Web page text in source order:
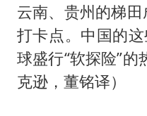
云南、贵州的梯
打卡点。中国的
球盛行“软探险”的
克逊，董铭译）